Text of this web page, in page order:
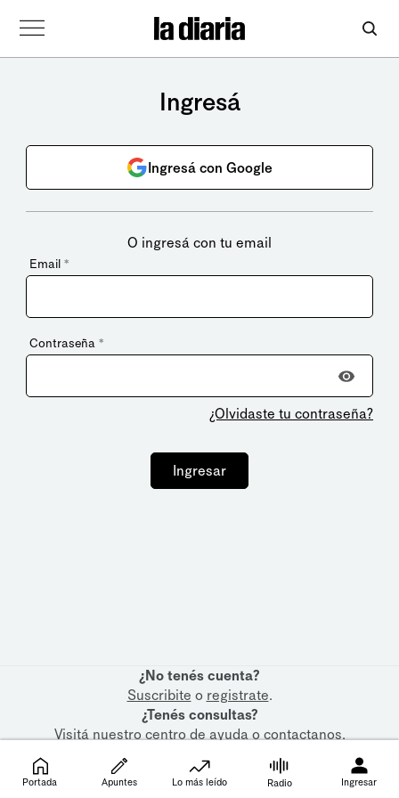
Ingresá
Ingresá con Google
O ingresá con tu email
Email *
Contraseña *
¿Olvidaste tu contraseña?
Ingresar
¿No tenés cuenta?
Suscribite o registrate.
¿Tenés consultas?
Visitá nuestrocentro de ayudaocontactanos.
Portada Apuntes Lo más leído Radio Ingresar